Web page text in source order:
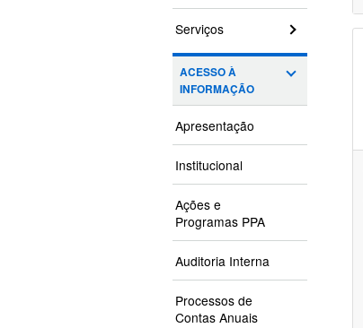
Serviços
ACESSO À
INFORMAÇÃO
Apresentação
Institucional
Ações e
Programas PPA
Auditoria Interna
Processos de
Contas Anuais